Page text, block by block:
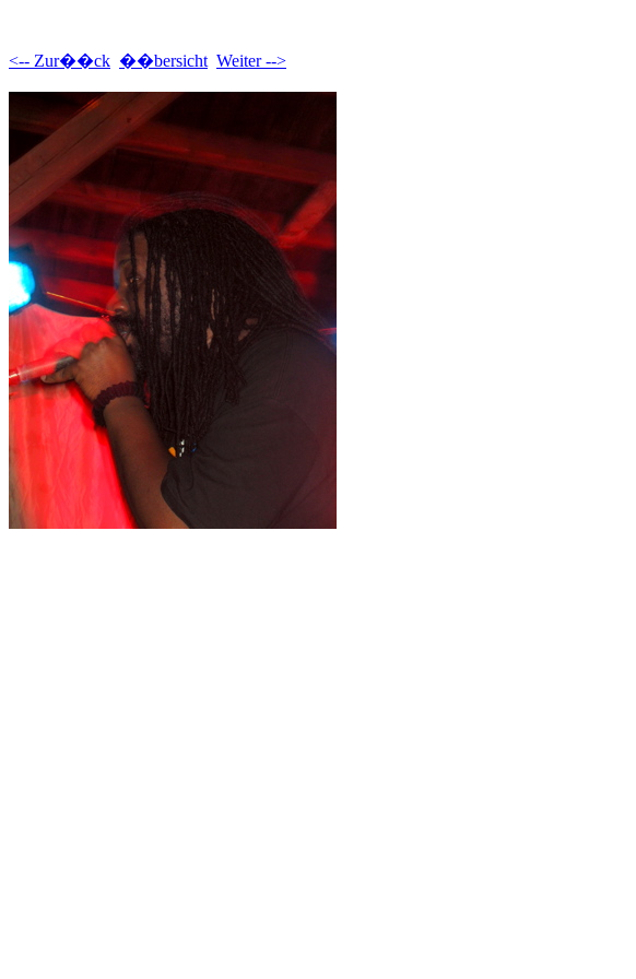
<-- Zur��ck ��bersicht Weiter -->